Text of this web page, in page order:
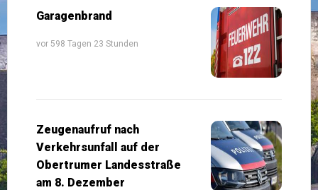
Garagenbrand
vor 598 Tagen 23 Stunden
Zeugenaufruf nach
Verkehrsunfall auf der
Obertrumer Landesstraße
am 8. Dezember